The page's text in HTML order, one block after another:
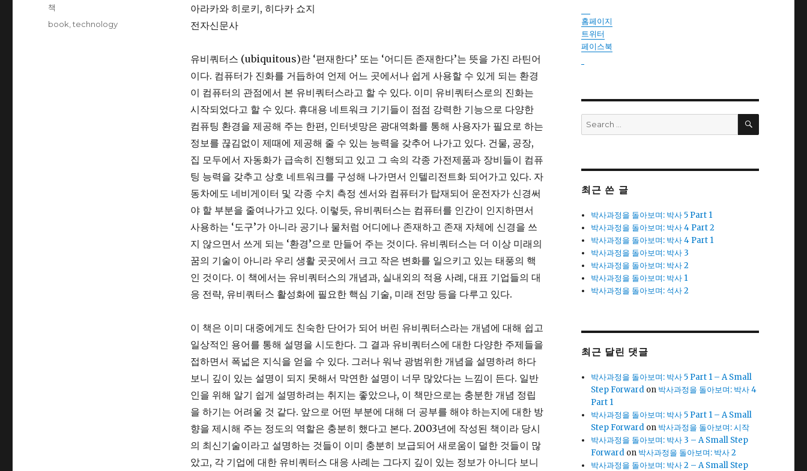
아라카와 히로키, 히다카 쇼지
전자신문사
유비쿼터스 (ubiquitous)란 ‘편재한다’ 또는 ‘어디든 존재한다’는 뜻을 가진 라틴어
이다. 컴퓨터가 진화를 거듭하여 언제 어느 곳에서나 쉽게 사용할 수 있게 되는 환경
이 컴퓨터의 관점에서 본 유비쿼터스라고 할 수 있다. 이미 유비쿼터스로의 진화는
시작되었다고 할 수 있다. 휴대용 네트워크 기기들이 점점 강력한 기능으로 다양한
컴퓨팅 환경을 제공해 주는 한편, 인터넷망은 광대역화를 통해 사용자가 필요로 하는
정보를 끊김없이 제때에 제공해 줄 수 있는 능력을 갖추어 나가고 있다. 건물, 공장,
집 모두에서 자동화가 급속히 진행되고 있고 그 속의 각종 가전제품과 장비들이 컴퓨
팅 능력을 갖추고 상호 네트워크를 구성해 나가면서 인텔리전트화 되어가고 있다. 자
동차에도 네비게이터 및 각종 수치 측정 센서와 컴퓨터가 탑재되어 운전자가 신경써
야 할 부분을 줄여나가고 있다. 이렇듯, 유비쿼터스는 컴퓨터를 인간이 인지하면서
사용하는 ‘도구’가 아니라 공기나 물처럼 어디에나 존재하고 존재 자체에 신경을 쓰
지 않으면서 쓰게 되는 ‘환경’으로 만들어 주는 것이다. 유비쿼터스는 더 이상 미래의
꿈의 기술이 아니라 우리 생활 곳곳에서 크고 작은 변화를 일으키고 있는 태풍의 핵
인 것이다. 이 책에서는 유비쿼터스의 개념과, 실내외의 적용 사례, 대표 기업들의 대
응 전략, 유비쿼터스 활성화에 필요한 핵심 기술, 미래 전망 등을 다루고 있다.
이 책은 이미 대중에게도 친숙한 단어가 되어 버린 유비쿼터스라는 개념에 대해 쉽고
일상적인 용어를 통해 설명을 시도한다. 그 결과 유비쿼터스에 대한 다양한 주제들을
접하면서 폭넓은 지식을 얻을 수 있다. 그러나 워낙 광범위한 개념을 설명하려 하다
보니 깊이 있는 설명이 되지 못해서 막연한 설명이 너무 많았다는 느낌이 든다. 일반
인을 위해 알기 쉽게 설명하려는 취지는 좋았으나, 이 책만으로는 충분한 개념 정립
을 하기는 어려울 것 같다. 앞으로 어떤 부분에 대해 더 공부를 해야 하는지에 대한 방
향을 제시해 주는 정도의 역할은 충분히 했다고 본다. 2003년에 작성된 책이라 당시
의 최신기술이라고 설명하는 것들이 이미 충분히 보급되어 새로움이 덜한 것들이 많
았고, 각 기업에 대한 유비쿼터스 대응 사례는 그다지 깊이 있는 정보가 아니다 보니
on
Categories
책
Tags
book ,technology
홈페이지
트위터
페이스북
Search
for:
SEARCH
최근 쓴 글
박사과정을 돌아보며: 박사 5 Part 1
박사과정을 돌아보며: 박사 4 Part 2
박사과정을 돌아보며: 박사 4 Part 1
박사과정을 돌아보며: 박사 3
박사과정을 돌아보며: 박사 2
박사과정을 돌아보며: 박사 1
박사과정을 돌아보며: 석사 2
최근 달린 댓글
박사과정을 돌아보며: 박사 5 Part 1 – A Small
Step Forward on 박사과정을 돌아보며: 박사 4
Part 1
박사과정을 돌아보며: 박사 5 Part 1 – A Small
Step Forward on 박사과정을 돌아보며: 시작
박사과정을 돌아보며: 박사 3 – A Small Step
Forward on 박사과정을 돌아보며: 박사 2
박사과정을 돌아보며: 박사 2 – A Small Step